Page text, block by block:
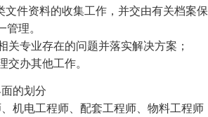
件资料的收集工作，并交由有关档案保
管理。
专业存在的问题并落实解决方案；
办其他工作。
的划分
电工程师、配套工程师、物料工程师